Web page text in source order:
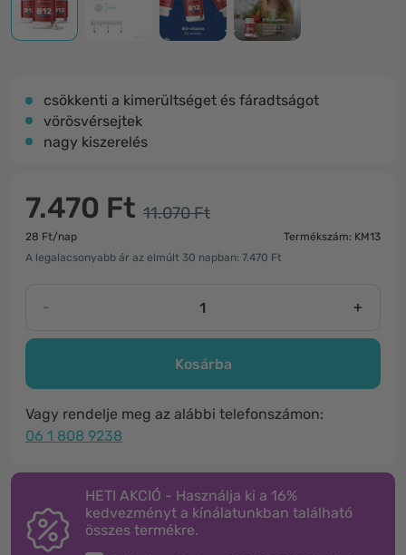
csökkenti a kimerültséget és fáradtságot
vörösvérsejtek
nagy kiszerelés
7.470 Ft 11.070 Ft
28 Ft/nap
Termékszám: KM13
A legalacsonyabb ár az elmúlt 30 napban: 7.470 Ft
- +
Kosárba
Vagy rendelje meg az alábbi telefonszámon:
06 1 808 9238
HETI AKCIÓ - Használja ki a 16%
kedvezményt a kínálatunkban található
összes termékre.